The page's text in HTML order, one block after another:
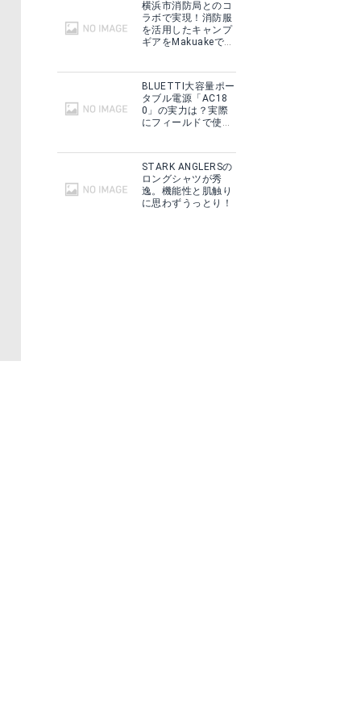
横浜市消防局とのコ
ラボで実現！消防服
を活用したキャンプ
ギアをMakuakeで予
BLUETTI大容量ポー
タブル電源「AC18
0」の実力は？実際
にフィールドで使用
STARK ANGLERSの
ロングシャツが秀
逸。機能性と肌触り
に思わずうっとり！